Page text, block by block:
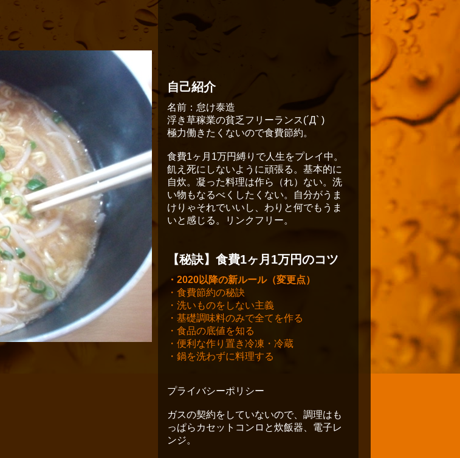
自己紹介
名前：怠け泰造
浮き草稼業の貧乏フリーランス(´Д` )
極力働きたくないので食費節約。
食費1ヶ月1万円縛りで人生をプレイ中。
飢え死にしないように頑張る。基本的に
自炊。凝った料理は作ら（れ）ない。洗
い物もなるべくしたくない。自分がうま
けりゃそれでいいし、わりと何でもうま
いと感じる。リンクフリー。
【秘訣】食費1ヶ月1万円のコツ
・2020以降の新ルール（変更点）
・食費節約の秘訣
・洗いものをしない主義
・基礎調味料のみで全てを作る
・食品の底値を知る
・便利な作り置き冷凍・冷蔵
・鍋を洗わずに料理する
プライバシーポリシー
ガスの契約をしていないので、調理はも
っぱらカセットコンロと炊飯器、電子レ
ンジ。